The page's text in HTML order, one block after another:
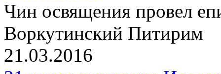
Чин освящения провел
Воркутинский Питирим
21.03.2016